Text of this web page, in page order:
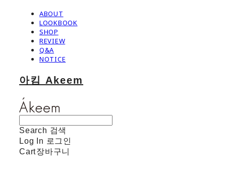
ABOUT
LOOKBOOK
SHOP
REVIEW
Q&A
NOTICE
아킴 Akeem
Search 검색
Log In 로그인
Cart장바구니